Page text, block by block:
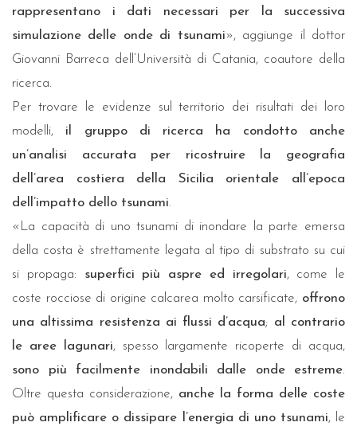
rappresentano i dati necessari per la successiva
simulazione delle onde di tsunami», aggiunge il dottor
Giovanni Barreca dell’Università di Catania, coautore della
ricerca.
Per trovare le evidenze sul territorio dei risultati dei loro
modelli, il gruppo di ricerca ha condotto anche
un’analisi accurata per ricostruire la geografia
dell’area costiera della Sicilia orientale all’epoca
dell’impatto dello tsunami.
«La capacità di uno tsunami di inondare la parte emersa
della costa è strettamente legata al tipo di substrato su cui
si propaga: superfici più aspre ed irregolari, come le
coste rocciose di origine calcarea molto carsificate, offrono
una altissima resistenza ai flussi d’acqua; al contrario
le aree lagunari, spesso largamente ricoperte di acqua,
sono più facilmente inondabili dalle onde estreme.
Oltre questa considerazione, anche la forma delle coste
può amplificare o dissipare l’energia di uno tsunami, le